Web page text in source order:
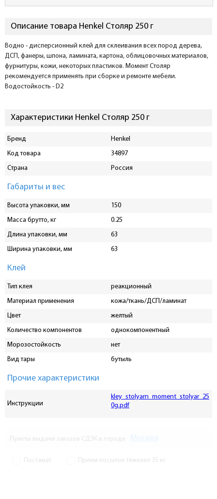
Описание товара Henkel Столяр 250 г
Водно - дисперсионный клей для склеивания всех пород дерева,
ДСП, фанеры, шпона, ламината, картона, облицовочных материалов,
фурнитуры, кожи, некоторых пластиков. Момент Столяр
рекомендуется применять при сборке и ремонте мебели.
Водостойкость - D2
Характеристики Henkel Столяр 250 г
Бренд
Henkel
Код товара
34897
Страна
Россия
Габариты и вес
Высота упаковки, мм
150
Масса брутто, кг
0.25
Длина упаковки, мм
63
Ширина упаковки, мм
63
Клей
Тип клея
реакционный
Материал применения
кожа/ткань/ДСП/ламинат
Цвет
желтый
Количество компонентов
однокомпонентный
Морозостойкость
нет
Вид тары
бутыль
Прочие характеристики
Инструкции
kley_stolyarn_moment_stolyar_25
0g.pdf
Пункты выдачи заказов СДЭК в городе
Постамат Прием посылок тяжелее 35 кг